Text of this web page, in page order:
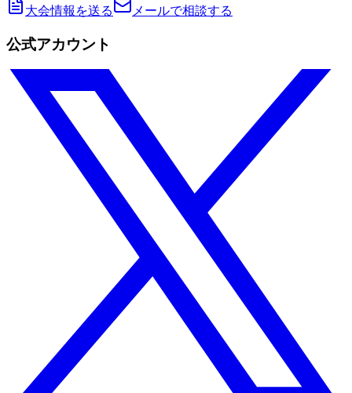
大会情報を送る
メールで相談する
公式アカウント